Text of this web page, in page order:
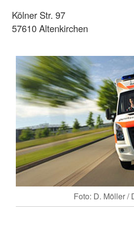
Kölner Str. 97
57610 Altenkirchen
Foto: D. Möller /